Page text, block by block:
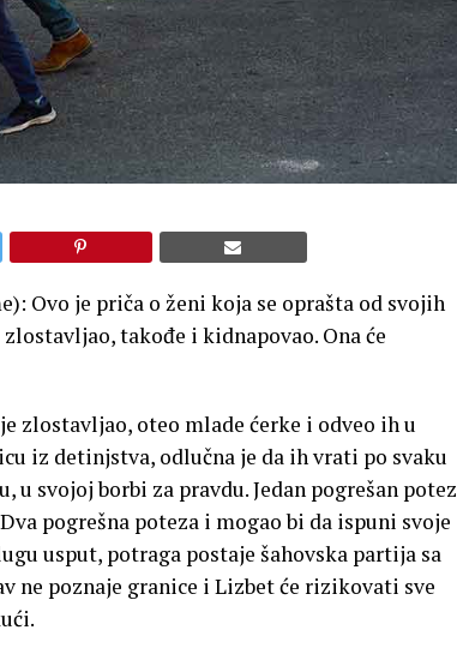
Ovo je priča o ženi koja se oprašta od svojih
takođe i kidnapovao. Ona će
zlostavljao, oteo mlade ćerke i odveo ih u
iz detinjstva, odlučna je da ih vrati po svaku
u svojoj borbi za pravdu. Jedan pogrešan potez
pogrešna poteza i mogao bi da ispuni svoje
usput, potraga postaje šahovska partija sa
ne poznaje granice i Lizbet će rizikovati sve